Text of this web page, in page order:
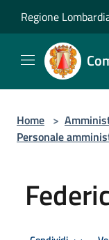
Regione
Home >
Personale